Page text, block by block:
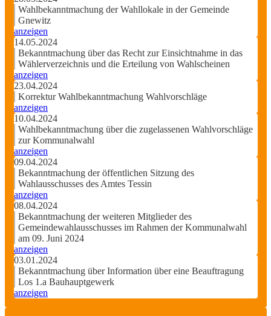
Wahlbekanntmachung der Wahllokale in der Gemeinde
Gnewitz
anzeigen
14.05.2024
Bekanntmachung über das Recht zur Einsichtnahme in das
Wählerverzeichnis und die Erteilung von Wahlscheinen
anzeigen
23.04.2024
Korrektur Wahlbekanntmachung Wahlvorschläge
anzeigen
10.04.2024
Wahlbekanntmachung über die zugelassenen Wahlvorschläge
zur Kommunalwahl
anzeigen
09.04.2024
Bekanntmachung der öffentlichen Sitzung des
Wahlausschusses des Amtes Tessin
anzeigen
08.04.2024
Bekanntmachung der weiteren Mitglieder des
Gemeindewahlausschusses im Rahmen der Kommunalwahl
am 09. Juni 2024
anzeigen
03.01.2024
Bekanntmachung über Information über eine Beauftragung
Los 1.a Bauhauptgewerk
anzeigen